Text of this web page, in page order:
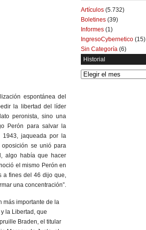
espontánea del
la libertad del líder
peronista, sino una
Perón para salvar la
jaqueada por la
se unió para
algo había que hacer
el mismo Perón en
a fines del 46 dijo que,
una concentración”.
más importante de la
la Libertad, que
Braden, el titular
Artículos (5.732)
Boletines (39)
Informes (1)
IngresoCybernetico (15)
Sin Categoría (6)
Historial
Historial